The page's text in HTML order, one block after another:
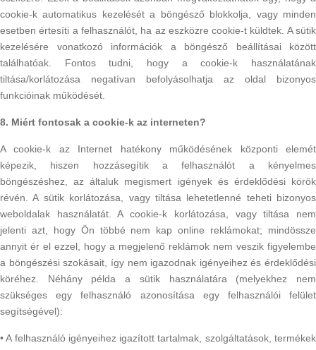
cookie-k automatikus kezelését a böngésző blokkolja, vagy minden
esetben értesíti a felhasználót, ha az eszközre cookie-t küldtek. A sütik
kezelésére vonatkozó információk a böngésző beállításai között
találhatóak. Fontos tudni, hogy a cookie-k használatának
tiltása/korlátozása negatívan befolyásolhatja az oldal bizonyos
funkcióinak működését.
8. Miért fontosak a cookie-k az interneten?
A cookie-k az Internet hatékony működésének központi elemét
képezik, hiszen hozzásegítik a felhasználót a kényelmes
böngészéshez, az általuk megismert igények és érdeklődési körök
révén. A sütik korlátozása, vagy tiltása lehetetlenné teheti bizonyos
weboldalak használatát. A cookie-k korlátozása, vagy tiltása nem
jelenti azt, hogy Ön többé nem kap online reklámokat; mindössze
annyit ér el ezzel, hogy a megjelenő reklámok nem veszik figyelembe
a böngészési szokásait, így nem igazodnak igényeihez és érdeklődési
köréhez. Néhány példa a sütik használatára (melyekhez nem
szükséges egy felhasználó azonosítása egy felhasználói felület
segítségével):
• A felhasználó igényeihez igazított tartalmak, szolgáltatások, termékek